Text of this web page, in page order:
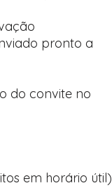
pronto a
do convite no
em horário útil)